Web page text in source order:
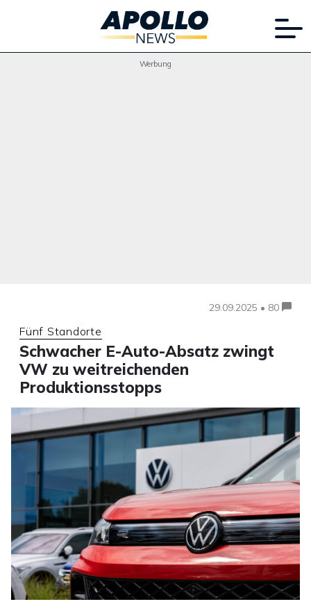
Werbung
29.09.2025 • 80
Fünf Standorte
Schwacher E-Auto-Absatz zwingt
VW zu weitreichenden
Produktionsstopps